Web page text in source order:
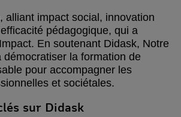
alliant impact social, innovation
pédagogique, qui a
En soutenant Didask, Notre
démocratiser la formation de
pour accompagner les
et sociétales.
sur Didask